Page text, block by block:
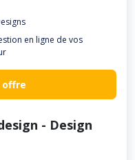
en ligne de vos
offre
- Design